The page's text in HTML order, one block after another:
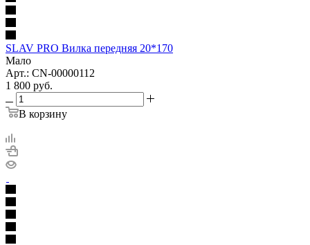
SLAV PRO Вилка передняя 20*170
Мало
Арт.: CN-00000112
1 800 руб.
В корзину